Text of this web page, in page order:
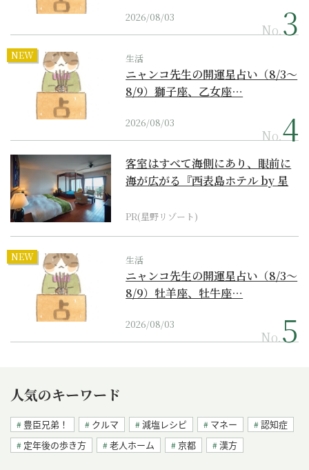
2026/08/03
No.
NEW 生活
ニャンコ先生の開運星占い（8/3～
8/9）獅子座、乙女座…
2026/08/03
No.
客室はすべて海側にあり、眼前に
海が広がる『西表島ホテル by 星
PR(星野リゾート)
NEW 生活
ニャンコ先生の開運星占い（8/3～
8/9）牡羊座、牡牛座…
2026/08/03
No.
人気のキーワード
豊臣兄弟！ クルマ 減塩レシピ マネー
認知症
定年後の歩き方
老人ホーム 京都 漢方